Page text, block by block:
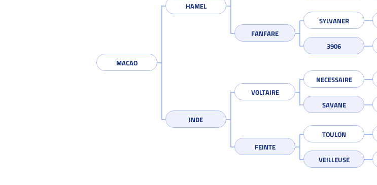
MACAO
HAMEL
FANFARE
SYLVANER
3906
INDE
VOLTAIRE
NECESSAIRE
SAVANE
FEINTE
TOULON
VEILLEUSE